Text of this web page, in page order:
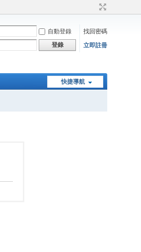
自動登錄
找回密碼
登錄 立即註冊
快捷導航